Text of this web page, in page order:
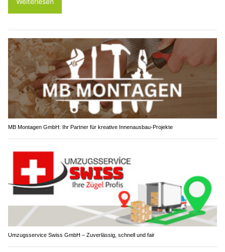
MB Montagen GmbH: Ihr Partner für kreative Innenausbau-Projekte
Umzugsservice Swiss GmbH – Zuverlässig, schnell und fair